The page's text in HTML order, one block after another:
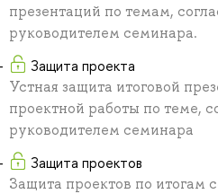
презентаций по темам,
руководителем семинара.
Защита проекта
Устная защита итоговой
проектной работы по теме,
руководителем семинара
Защита проектов
Защита проектов по итогам